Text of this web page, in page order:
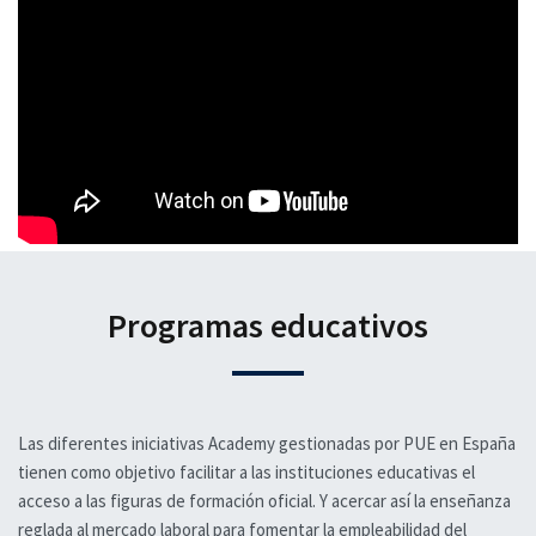
Programas educativos
Las diferentes iniciativas Academy gestionadas por PUE en España
tienen como objetivo facilitar a las instituciones educativas el
acceso a las figuras de formación oficial. Y acercar así la enseñanza
reglada al mercado laboral para fomentar la empleabilidad del